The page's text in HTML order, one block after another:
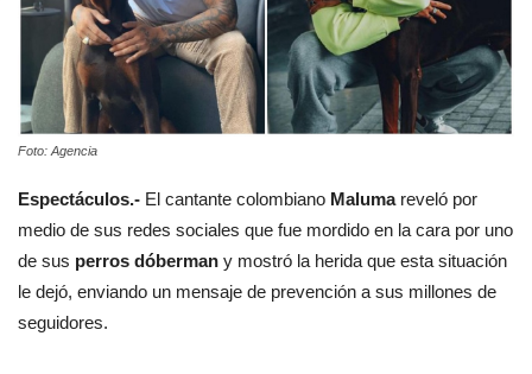
Foto: Agencia
Espectáculos.- El cantante colombiano Malumareveló por
medio de sus redes sociales que fue mordido en la cara por uno
de sus perros dóberman y mostró la herida que esta situación
le dejó, enviando un mensaje de prevención a sus millones de
seguidores.